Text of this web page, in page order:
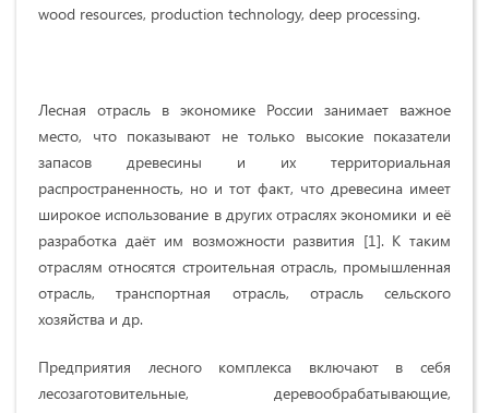
wood resources, production technology, deep processing.
Лесная отрасль в экономике России занимает важное
место, что показывают не только высокие показатели
запасов древесины и их территориальная
распространенность, но и тот факт, что древесина имеет
широкое использование в других отраслях экономики и её
разработка даёт им возможности развития [1]. К таким
отраслям относятся строительная отрасль, промышленная
отрасль, транспортная отрасль, отрасль сельского
хозяйства и др.
Предприятия лесного комплекса включают в себя
лесозаготовительные, деревообрабатывающие,